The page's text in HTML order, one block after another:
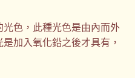
色，此種光色是由內而外
加入氧化鉛之後才具有，